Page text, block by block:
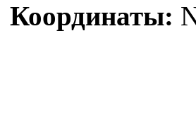
Координаты: